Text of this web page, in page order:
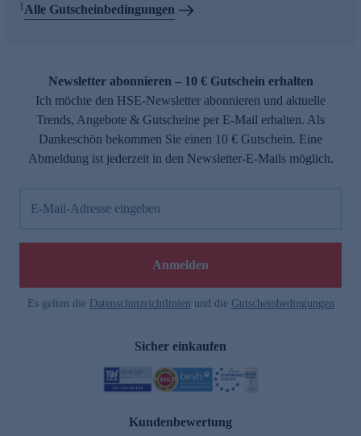
1Alle Gutscheinbedingungen
Newsletter abonnieren – 10 € Gutschein erhalten
Ich möchte den HSE-Newsletter abonnieren und aktuelle
Trends, Angebote & Gutscheine per E-Mail erhalten. Als
Dankeschön bekommen Sie einen 10 € Gutschein. Eine
Abmeldung ist jederzeit in den Newsletter-E-Mails möglich.
E-Mail-Adresse eingeben
Anmelden
Es gelten die Datenschutzrichtlinien und die Gutscheinbedingungen
Sicher einkaufen
Kundenbewertung